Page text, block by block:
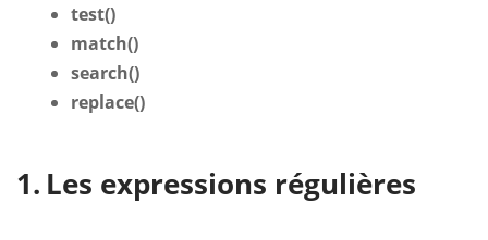
test()
match()
search()
replace()
Les expressions régulières